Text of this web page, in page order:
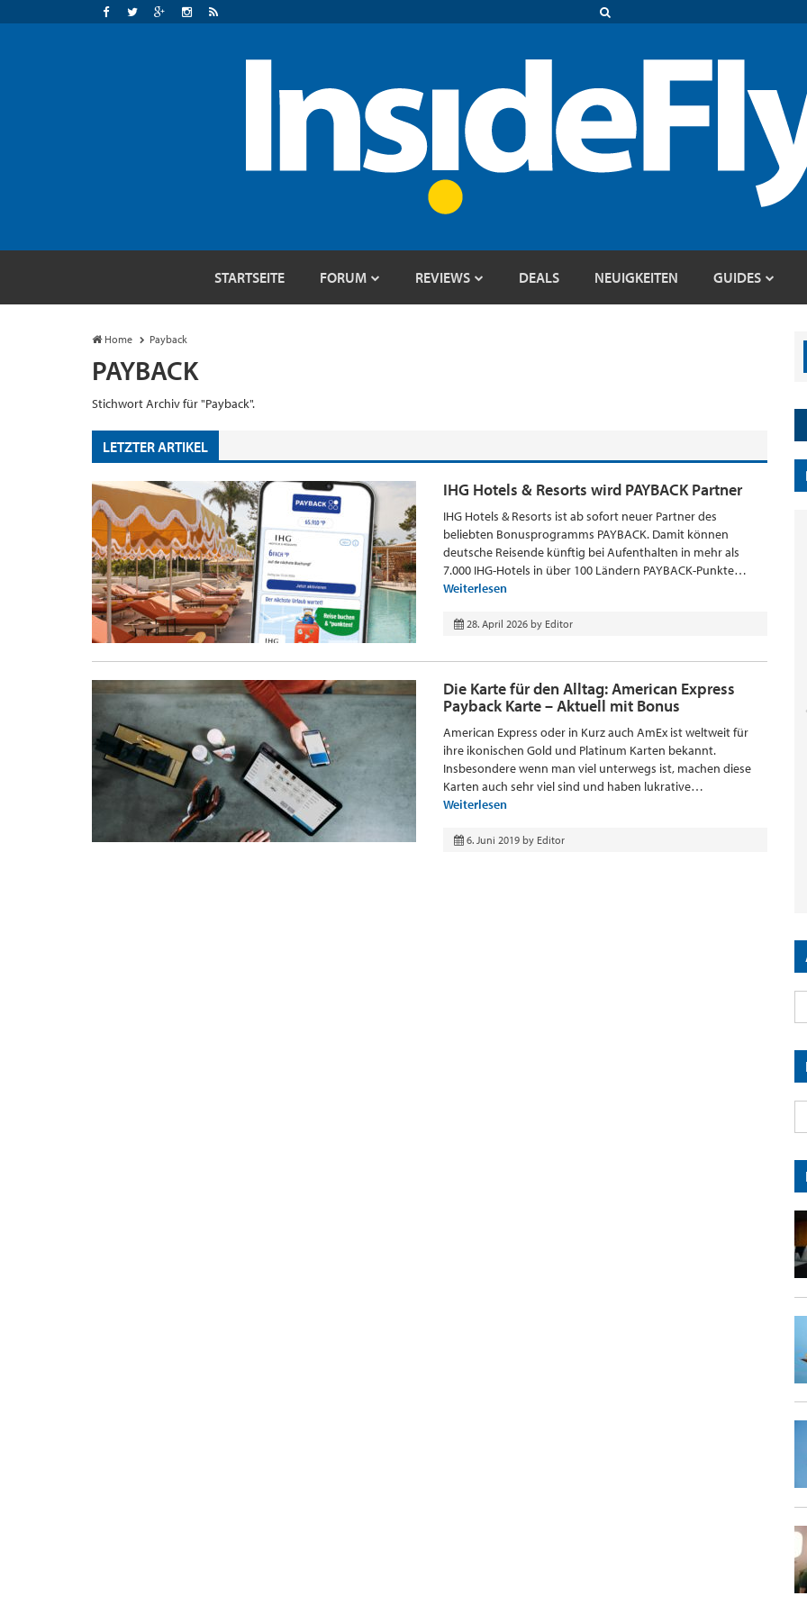
STARTSEITE FORUM REVIEWS DEALS NEUIGKEITEN GUIDES
Home Payback
PAYBACK
Stichwort Archiv für "Payback".
LETZTER ARTIKEL
IHG Hotels & Resorts wird PAYBACK Partner
IHG Hotels & Resorts ist ab sofort neuer Partner des
beliebten Bonusprogramms PAYBACK. Damit können
deutsche Reisende künftig bei Aufenthalten in mehr als
7.000 IHG-Hotels in über 100 Ländern PAYBACK-Punkte…
Weiterlesen
28. April 2026 by Editor
Die Karte für den Alltag: American Express
Payback Karte – Aktuell mit Bonus
American Express oder in Kurz auch AmEx ist weltweit für
ihre ikonischen Gold und Platinum Karten bekannt.
Insbesondere wenn man viel unterwegs ist, machen diese
Karten auch sehr viel sind und haben lukrative…
Weiterlesen
6. Juni 2019 by Editor